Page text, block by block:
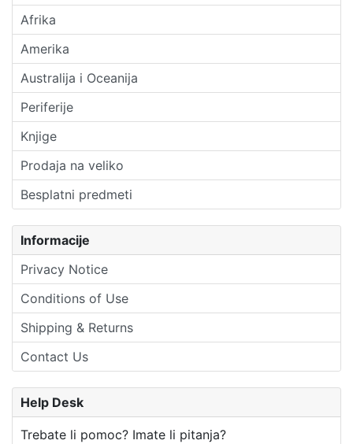
Afrika
Amerika
Australija i Oceanija
Periferije
Knjige
Prodaja na veliko
Besplatni predmeti
Informacije
Privacy Notice
Conditions of Use
Shipping & Returns
Contact Us
Help Desk
Trebate li pomoc? Imate li pitanja?